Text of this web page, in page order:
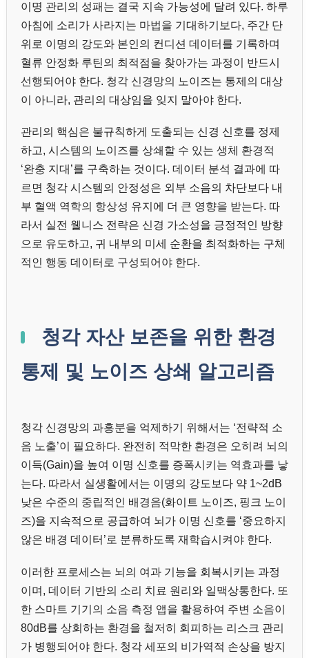
이명 관리의 성패는 결국 지속 가능성에 달려 있다. 하루
아침에 소리가 사라지는 마법을 기대하기보다, 주간 단
위로 이명의 강도와 본인의 컨디션 데이터를 기록하며
혈류 안정화 루틴의 최적점을 찾아가는 과정이 반드시
선행되어야 한다. 청각 신경망의 노이즈는 통제의 대상
이 아니라, 관리의 대상임을 잊지 말아야 한다.
관리의 핵심은 불규칙하게 도출되는 신경 신호를 정제
하고, 시스템의 노이즈를 상쇄할 수 있는 생체 환경적
‘완충 지대’를 구축하는 것이다. 데이터 분석 결과에 따
르면 청각 시스템의 안정성은 외부 소음의 차단보다 내
부 혈액 역학의 항상성 유지에 더 큰 영향을 받는다. 따
라서 실전 웰니스 전략은 신경 가소성을 긍정적인 방향
으로 유도하고, 귀 내부의 미세 순환을 최적화하는 구체
적인 행동 데이터로 구성되어야 한다.
청각 자산 보존을 위한 환경
통제 및 노이즈 상쇄 알고리즘
청각 신경망의 과흥분을 억제하기 위해서는 ‘전략적 소
음 노출’이 필요하다. 완전히 적막한 환경은 오히려 뇌의
이득(Gain)을 높여 이명 신호를 증폭시키는 역효과를 낳
는다. 따라서 실생활에서는 이명의 강도보다 약 1~2dB
낮은 수준의 중립적인 배경음(화이트 노이즈, 핑크 노이
즈)을 지속적으로 공급하여 뇌가 이명 신호를 ‘중요하지
않은 배경 데이터’로 분류하도록 재학습시켜야 한다.
이러한 프로세스는 뇌의 여과 기능을 회복시키는 과정
이며, 데이터 기반의 소리 치료 원리와 일맥상통한다. 또
한 스마트 기기의 소음 측정 앱을 활용하여 주변 소음이
80dB를 상회하는 환경을 철저히 회피하는 리스크 관리
가 병행되어야 한다. 청각 세포의 비가역적 손상을 방지